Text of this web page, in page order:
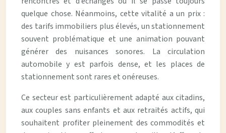
quelque chose. Néanmoins, cette vitalité a un prix :
des tarifs immobiliers plus élevés, un stationnement
souvent problématique et une animation pouvant
générer des nuisances sonores. La circulation
automobile y est parfois dense, et les places de
stationnement sont rares et onéreuses.
Ce secteur est particulièrement adapté aux citadins,
aux couples sans enfants et aux retraités actifs, qui
souhaitent profiter pleinement des commodités et